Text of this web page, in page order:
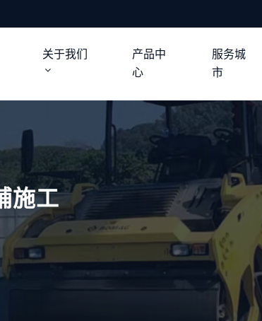
关于我们
产品中
心
服务城
市
施工